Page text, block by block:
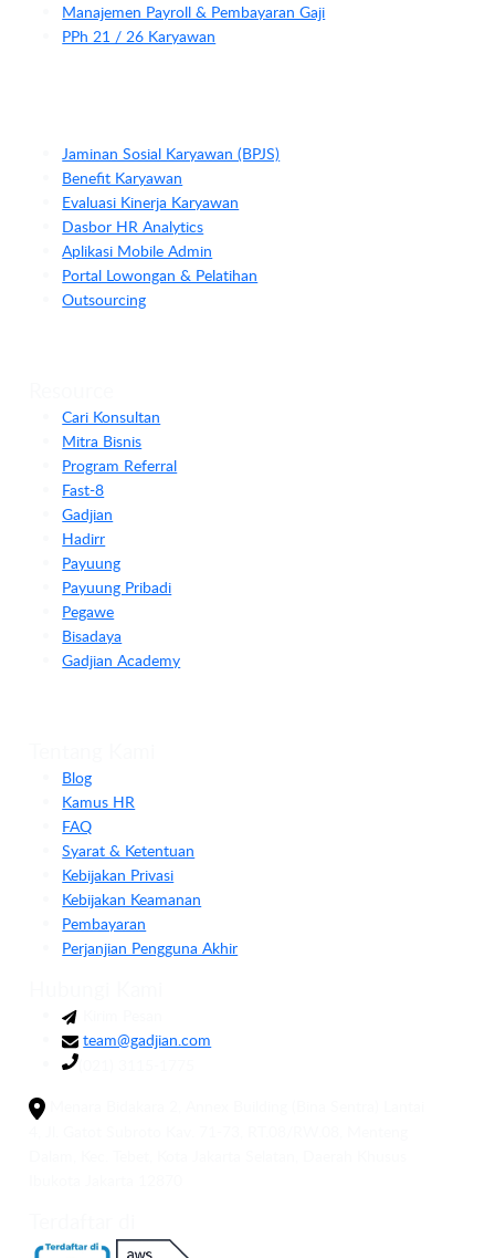
Manajemen Payroll & Pembayaran Gaji
PPh 21 / 26 Karyawan
Jaminan Sosial Karyawan (BPJS)
Benefit Karyawan
Evaluasi Kinerja Karyawan
Dasbor HR Analytics
Aplikasi Mobile Admin
Portal Lowongan & Pelatihan
Outsourcing
Cari Konsultan
Mitra Bisnis
Program Referral
Fast-8
Gadjian
Hadirr
Payuung
Payuung Pribadi
Pegawe
Bisadaya
Gadjian Academy
Blog
Kamus HR
FAQ
Syarat & Ketentuan
Kebijakan Privasi
Kebijakan Keamanan
Pembayaran
Perjanjian Pengguna Akhir
team@gadjian.com